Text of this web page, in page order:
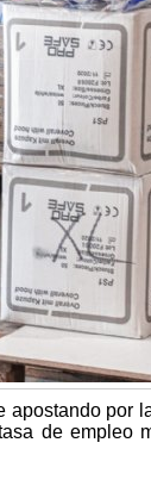
por
de empleo